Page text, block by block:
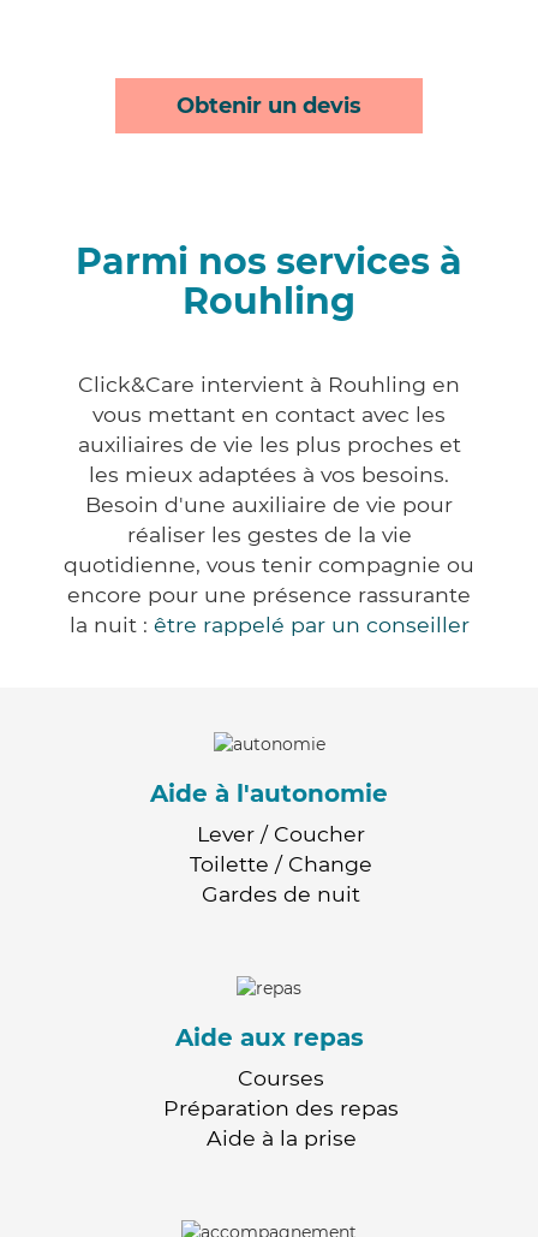
Obtenir un devis
Parmi nos services à
Rouhling
Click&Care intervient à Rouhling en
vous mettant en contact avec les
auxiliaires de vie les plus proches et
les mieux adaptées à vos besoins.
Besoin d'une auxiliaire de vie pour
réaliser les gestes de la vie
quotidienne, vous tenir compagnie ou
encore pour une présence rassurante
la nuit : être rappelé par un conseiller
Aide à l'autonomie
Lever / Coucher
Toilette / Change
Gardes de nuit
Aide aux repas
Courses
Préparation des repas
Aide à la prise